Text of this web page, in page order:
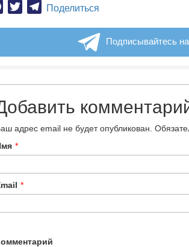
Facebook
TwitterTelegram
Поделиться
Подписывайтесь
адрес email не будет опубликован.
*
*